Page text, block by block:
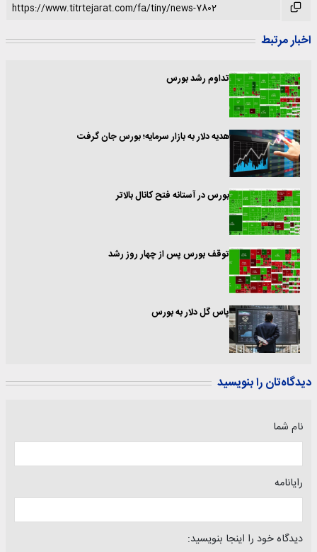
اخبار مرتبط
تداوم رشد بورس
هدیه دلار به بازار سرمایه؛ بورس جان گرفت
بورس در آستانه فتح کانال بالاتر
توقف بورس پس از چهار روز رشد
پاس گل دلار به بورس
دیدگاه‌تان را بنویسید
نام شما
رایانامه
دیدگاه خود را اینجا بنویسید: